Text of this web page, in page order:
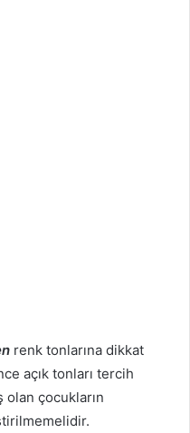
renk tonlarına dikkat
açık tonları tercih
olan çocukların